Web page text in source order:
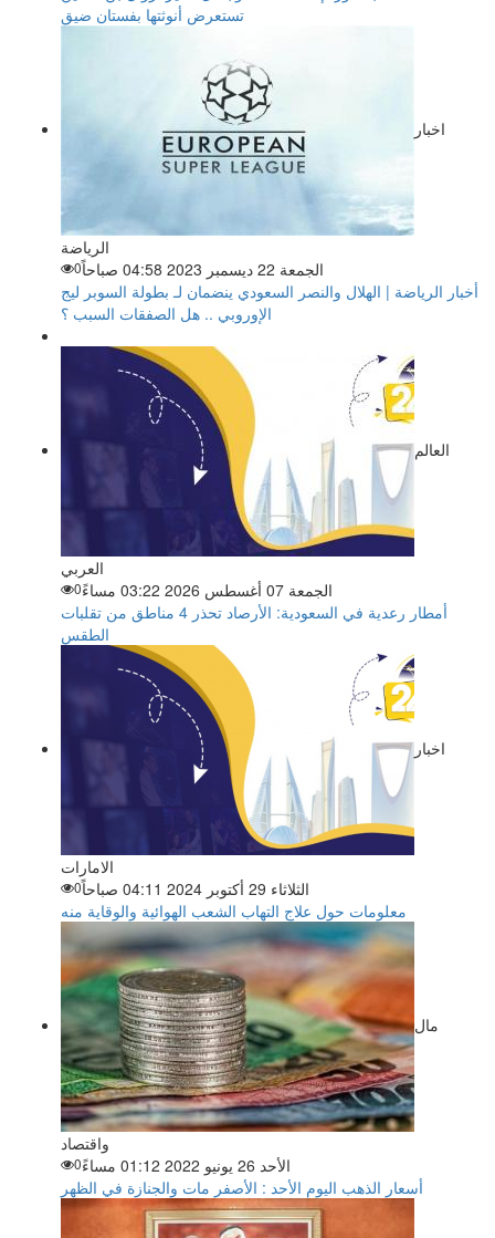
تستعرض أنوثتها بفستان ضيق
اخبار
الرياضة
الجمعة 22 ديسمبر 2023 04:58 صباحاً
0
أخبار الرياضة | الهلال والنصر السعودي ينضمان لـ بطولة السوبر ليج
الإوروبي .. هل الصفقات السبب ؟
العالم
العربي
الجمعة 07 أغسطس 2026 03:22 مساءً
0
أمطار رعدية في السعودية: الأرصاد تحذر 4 مناطق من تقلبات
الطقس
اخبار
الامارات
الثلاثاء 29 أكتوبر 2024 04:11 صباحاً
0
معلومات حول علاج التهاب الشعب الهوائية والوقاية منه
مال
واقتصاد
الأحد 26 يونيو 2022 01:12 مساءً
0
أسعار الذهب اليوم الأحد : الأصفر مات والجنازة في الظهر